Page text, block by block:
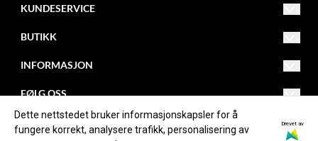
KUNDESERVICE
3420 Lierskogen
Org. nr. NO982084474MVA
firmapost@kollevold.no
BUTIKK
Salgsvilkår
Kontakt oss
Opprett konto
INFORMASJON
Om oss
Blogg
FØLG OSS
Facebook
Dette nettstedet bruker informasjonskapsler for å
fungere korrekt, analysere trafikk, personalisering av
Drevet av